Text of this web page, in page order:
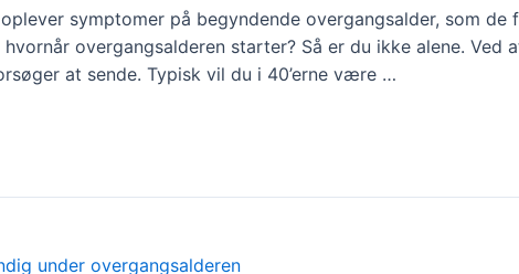
symptomer på begyndende overgangsalder, som
overgangsalderen starter? Så er du ikke alene.
at sende. Typisk vil du i 40’erne være …